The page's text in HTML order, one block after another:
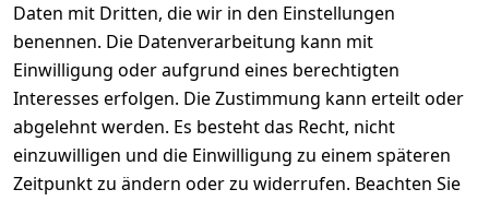
Daten mit Dritten, die wir in den Einstellungen
benennen. Die Datenverarbeitung kann mit
Einwilligung oder aufgrund eines berechtigten
Interesses erfolgen. Die Zustimmung kann erteilt oder
abgelehnt werden. Es besteht das Recht, nicht
einzuwilligen und die Einwilligung zu einem späteren
Zeitpunkt zu ändern oder zu widerrufen. Beachten Sie
Rechtliches
Impressum
Datenschutze
rklärung
Barrierefreihe
Services
Registrieren